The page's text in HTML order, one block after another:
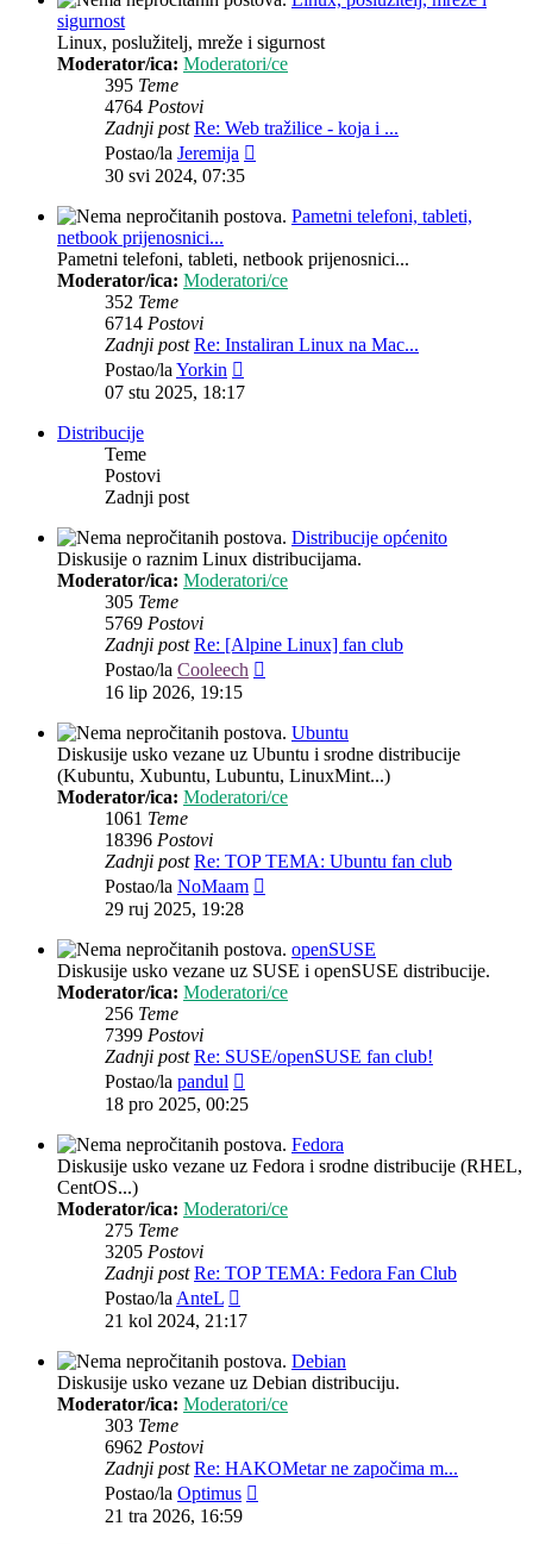
sigurnost
Linux, poslužitelj, mreže i sigurnost
Moderator/ica: Moderatori/ce
395 Teme
4764 Postovi
Zadnji post Re: Web tražilice - koja i ...
Postao/la Jeremija
30 svi 2024, 07:35
Pametni telefoni, tableti,
netbook prijenosnici...
Pametni telefoni, tableti, netbook prijenosnici...
Moderator/ica: Moderatori/ce
352 Teme
6714 Postovi
Zadnji post Re: Instaliran Linux na Mac...
Postao/laYorkin
post
07 stu 2025, 18:17
Distribucije
Teme
Postovi
Zadnji post
Distribucije općenito
Diskusije o raznim Linux distribucijama.
Moderator/ica: Moderatori/ce
305 Teme
5769 Postovi
Zadnji post Re: [Alpine Linux] fan club
Postao/la Cooleech
16 lip 2026, 19:15
Ubuntu
Diskusije usko vezane uz Ubuntu i srodne distribucije
(Kubuntu, Xubuntu, Lubuntu, LinuxMint...)
Moderator/ica: Moderatori/ce
1061 Teme
18396 Postovi
Zadnji post Re: TOP TEMA: Ubuntu fan club
Postao/la NoMaam
29 ruj 2025, 19:28
openSUSE
Diskusije usko vezane uz SUSE i openSUSE distribucije.
Moderator/ica: Moderatori/ce
256 Teme
7399 Postovi
Zadnji post Re: SUSE/openSUSE fan club!
Postao/la pandul
post
18 pro 2025, 00:25
Fedora
Diskusije usko vezane uz Fedora i srodne distribucije (RHEL,
CentOS...)
Moderator/ica: Moderatori/ce
275 Teme
3205 Postovi
Zadnji post Re: TOP TEMA: Fedora Fan Club
Postao/laAnteL
post
21 kol 2024, 21:17
Debian
Diskusije usko vezane uz Debian distribuciju.
Moderator/ica: Moderatori/ce
303 Teme
6962 Postovi
Zadnji post Re: HAKOMetar ne započima m...
Postao/la Optimus
21 tra 2026, 16:59